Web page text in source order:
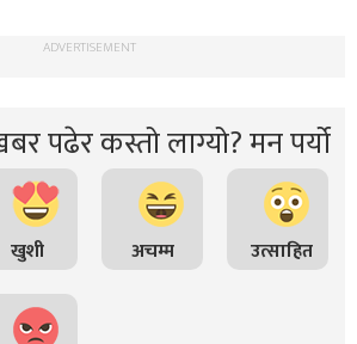
ADVERTISEMENT
पढेर कस्तो लाग्यो? मन पर्यो
खुशी अचम्म उत्साहित